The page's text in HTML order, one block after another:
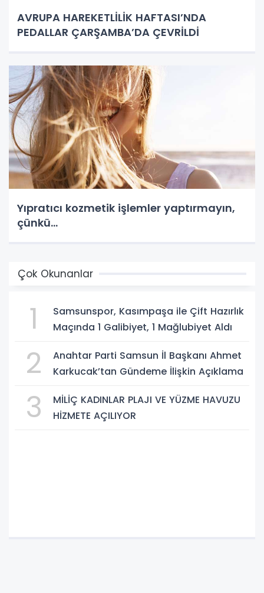
AVRUPA HAREKETLİLİK HAFTASI’NDA
PEDALLAR ÇARŞAMBA’DA ÇEVRİLDİ
Yıpratıcı kozmetik işlemler yaptırmayın,
çünkü…
Çok Okunanlar
1
Samsunspor, Kasımpaşa ile Çift Hazırlık
Maçında 1 Galibiyet, 1 Mağlubiyet Aldı
2
Anahtar Parti Samsun İl Başkanı Ahmet
Karkucak’tan Gündeme İlişkin Açıklama
3
MİLİÇ KADINLAR PLAJI VE YÜZME HAVUZU
HİZMETE AÇILIYOR